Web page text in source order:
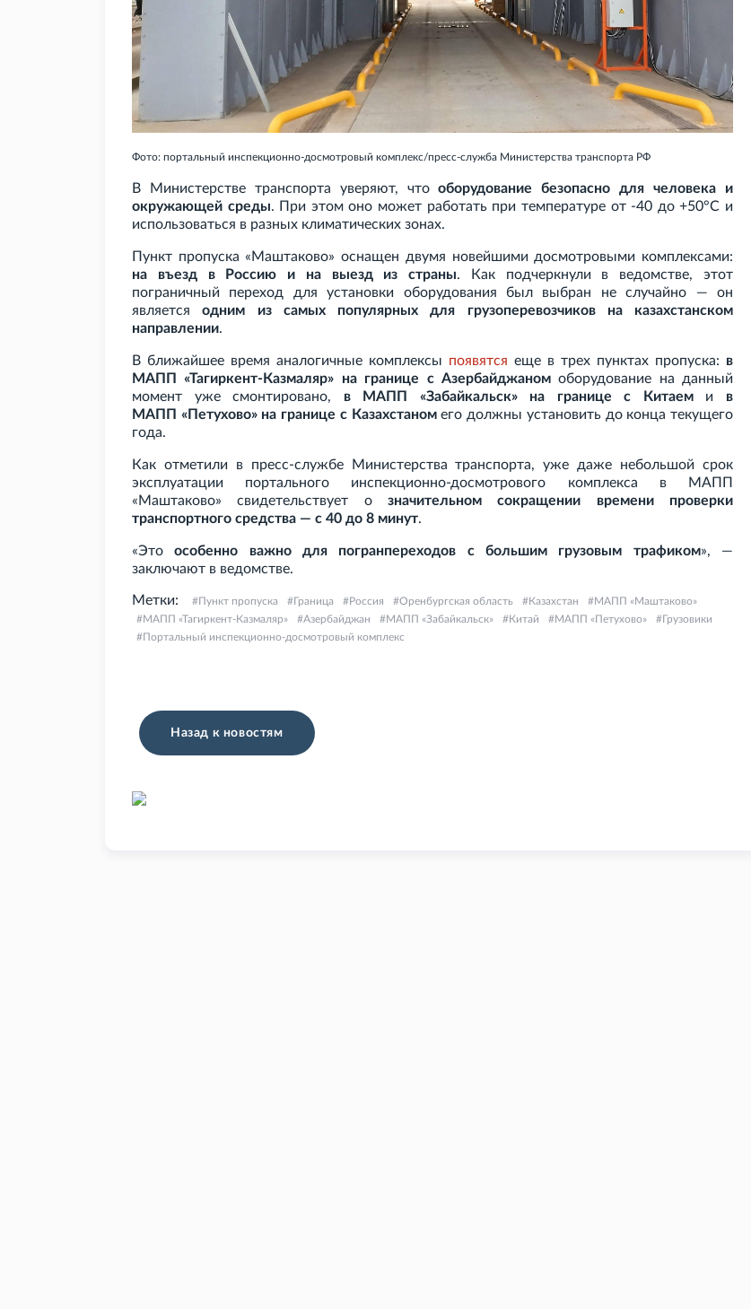
Фото: портальный инспекционно-досмотровый комплекс/пресс-служба Министерства транспорта РФ
В Министерстве транспорта уверяют, чтооборудование безопасно для человека и
окружающей среды. При этом оно может работать при температуре от -40 до +50°С и
использоваться в разных климатических зонах.
Пункт пропуска «Маштаково» оснащен двумя новейшими досмотровыми комплексами:
на въезд в Россию и на выезд из страны. Как подчеркнули в ведомстве, этот
пограничный переход для установки оборудования был выбран не случайно — он
являетсяодним из самых популярных для грузоперевозчиков на казахстанском
направлении.
В ближайшее время аналогичные комплексы появятся еще в трех пунктах пропуска: в
МАПП «Тагиркент-Казмаляр» на границе с Азербайджаномоборудование на данный
момент уже смонтировано, в МАПП «Забайкальск» на границе с Китаеми в
МАПП «Петухово» на границе с Казахстаномего должны установить до конца текущего
года.
Как отметили в пресс-службе Министерства транспорта, уже даже небольшой срок
эксплуатации портального инспекционно-досмотрового комплекса в МАПП
«Маштаково» свидетельствует о значительном сокращении времени проверки
транспортного средства — с 40 до 8 минут.
«Этоособенно важно для погранпереходов с большим грузовым трафиком», —
заключают в ведомстве.
Метки: Пункт пропуска Граница Россия Оренбургская область Казахстан
МАПП «Маштаково»
МАПП «Тагиркент-Казмаляр»
Азербайджан МАПП «Забайкальск» Китай МАПП «Петухово»
Грузовики
Портальный инспекционно-досмотровый комплекс
Назад к новостям